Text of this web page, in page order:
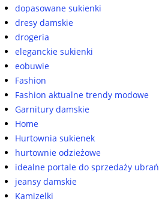
dopasowane sukienki
dresy damskie
drogeria
eleganckie sukienki
eobuwie
Fashion
Fashion aktualne trendy modowe
Garnitury damskie
Home
Hurtownia sukienek
hurtownie odzieżowe
idealne portale do sprzedaży ubrań
jeansy damskie
Kamizelki